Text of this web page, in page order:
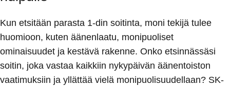
Kun etsitään parasta 1-din soitinta, moni tekijä tulee
huomioon, kuten äänenlaatu, monipuoliset
ominaisuudet ja kestävä rakenne. Onko etsinnässäsi
soitin, joka vastaa kaikkiin nykypäivän äänentoiston
vaatimuksiin ja yllättää vielä monipuolisuudellaan? SK-